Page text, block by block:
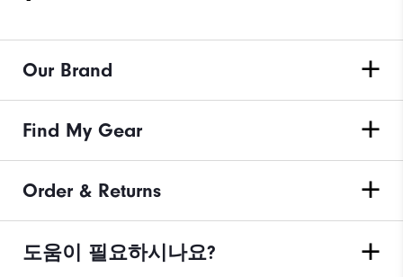
Our Brand
Find My Gear
Order & Returns
도움이 필요하시나요?